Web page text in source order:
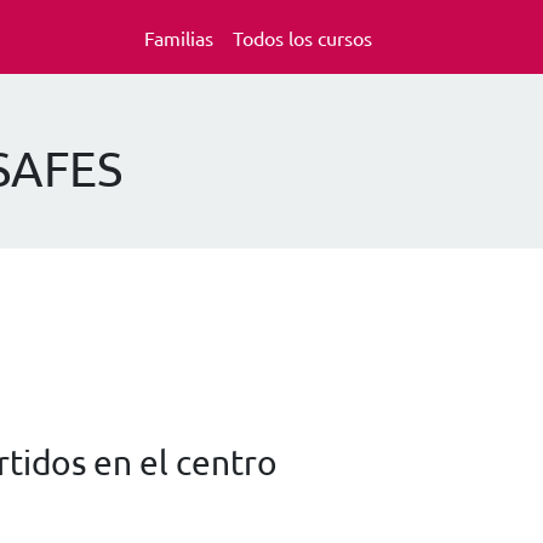
Familias Todos los cursos
en el centro